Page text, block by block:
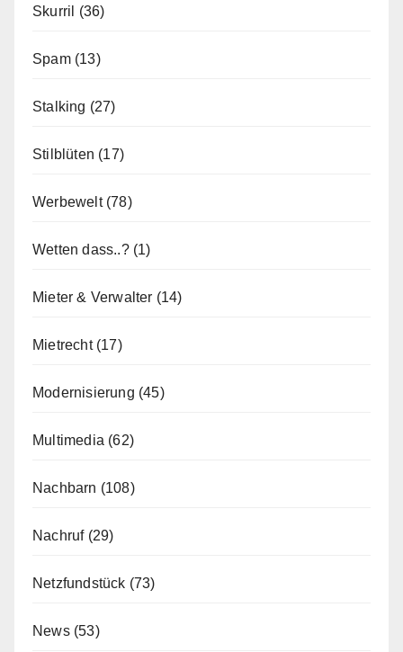
Skurril (36)
Spam(13)
Stalking (27)
Stilblüten (17)
Werbewelt(78)
Wetten dass..?(1)
Mieter & Verwalter (14)
Mietrecht(17)
Modernisierung (45)
Multimedia (62)
Nachbarn (108)
Nachruf(29)
Netzfundstück (73)
News(53)